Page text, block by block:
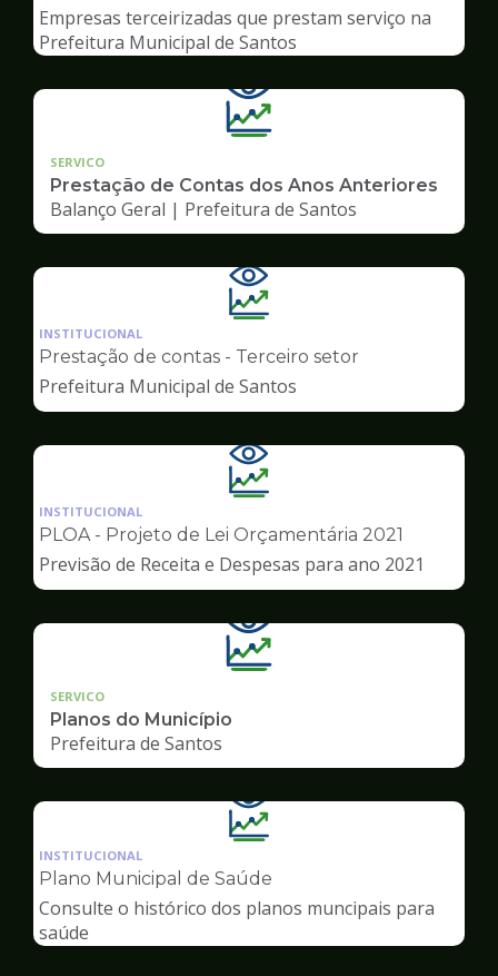
Transparência
Empresas terceirizadas que prestam serviço na
Prefeitura Municipal de Santos
SERVICO
Prestação de Contas dos Anos Anteriores
Balanço Geral | Prefeitura de Santos
Ilustração
da
pagina
de
Transparência
INSTITUCIONAL
Prestação de contas - Terceiro setor
Prefeitura Municipal de Santos
Ilustração
da
pagina
Transparência
INSTITUCIONAL
PLOA - Projeto de Lei Orçamentária 2021
Previsão de Receita e Despesas para ano 2021
SERVICO
Planos do Município
Prefeitura de Santos
Ilustração
da
pagina
de
Transparência
INSTITUCIONAL
Plano Municipal de Saúde
Consulte o histórico dos planos muncipais para
saúde